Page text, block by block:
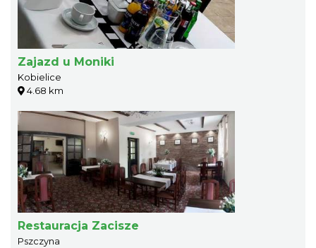
Zajazd u Moniki
Kobielice
4.68 km
Restauracja Zacisze
Pszczyna